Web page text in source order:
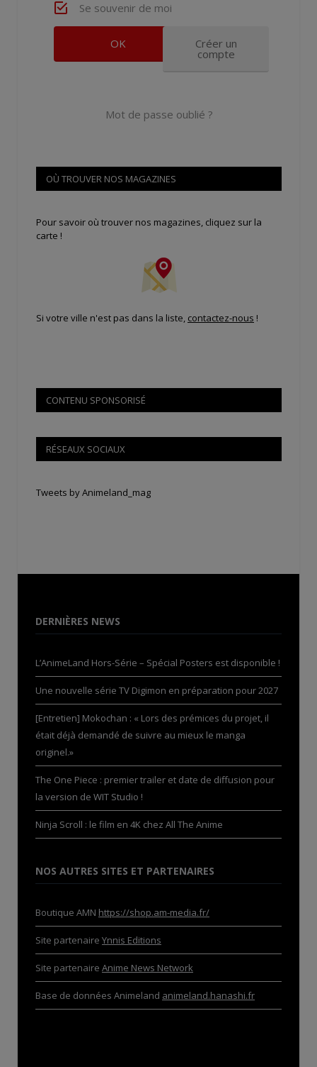
Se souvenir de moi
Créer un
compte
Mot de passe oublié ?
OÙ TROUVER NOS MAGAZINES
Pour savoir où trouver nos magazines, cliquez sur la
carte !
Si votre ville n'est pas dans la liste, contactez-nous !
CONTENU SPONSORISÉ
RÉSEAUX SOCIAUX
Tweets by Animeland_mag
DERNIÈRES NEWS
L’AnimeLand Hors-Série – Spécial Posters est disponible !
Une nouvelle série TV Digimon en préparation pour 2027
[Entretien] Mokochan : « Lors des prémices du projet, il
était déjà demandé de suivre au mieux le manga
originel.»
The One Piece : premier trailer et date de diffusion pour
la version de WIT Studio !
Ninja Scroll : le film en 4K chez All The Anime
NOS AUTRES SITES ET PARTENAIRES
Boutique AMN https://shop.am-media.fr/
Site partenaire Ynnis Editions
Site partenaire Anime News Network
Base de données Animeland animeland.hanashi.fr